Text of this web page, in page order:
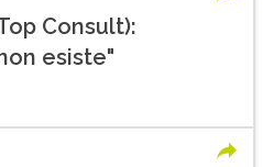
Consult):
esiste"